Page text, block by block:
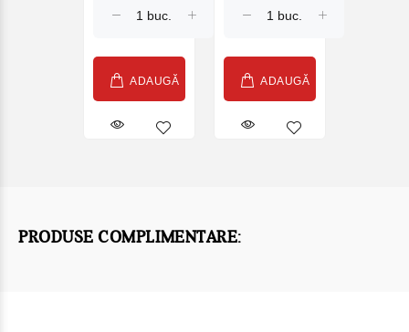
mere, 560 gr.
ADAUGĂ
lapte de
ADAUGĂ
PRODUSE COMPLIMENTARE: